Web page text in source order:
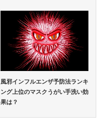
風邪インフルエンザ予防法ランキ
ング上位のマスクうがい手洗い効
果は？